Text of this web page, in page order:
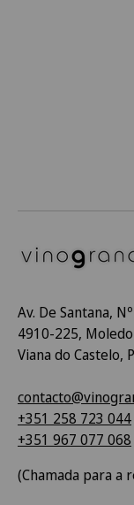
Av. De Santana,
4910-225,
Viana do Castelo,
+351 258 723 044
+351 967 077 068
(Chamada para a